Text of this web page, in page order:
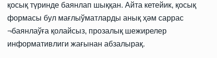
қосық түринде баянлап шыққан. Айта кетейик, қосық
формасы бул мағлыўматларды анық ҳәм саррас
¬баянлаўға қолайсыз, прозалық шежирелер
информативлиги жағынан абзалырақ.